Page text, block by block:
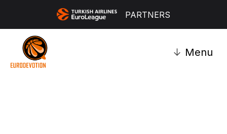
PARTNERS
↓ Menu